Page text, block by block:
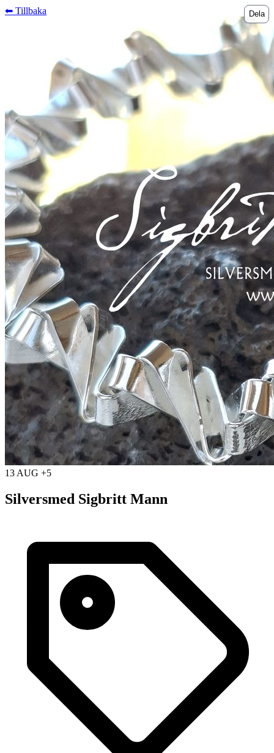
⬅︎ Tillbaka Dela
13 AUG +5
Silversmed Sigbritt Mann